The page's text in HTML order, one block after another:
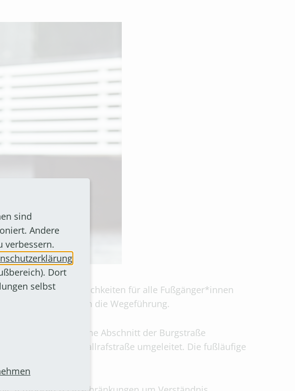
Querungsmöglichkeiten für alle Fußgänger*innen
Optimiert wird auch die Wegeführung.
wird der betroffene Abschnitt der Burgstraße
und Wallrafstraße umgeleitet. Die fußläufige
sind
Andere
verbessern.
Dort
selbst